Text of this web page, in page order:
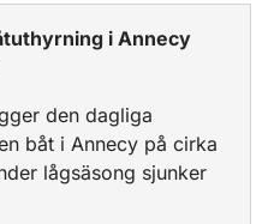
i Annecy
den dagliga
båt i Annecy på cirka
lågsäsong sjunker